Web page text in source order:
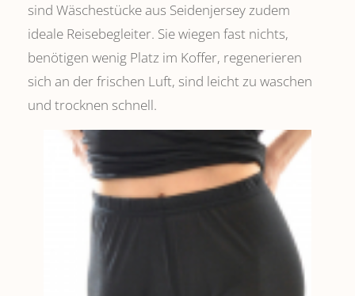
sind Wäschestücke aus Seidenjersey zudem
ideale Reisebegleiter. Sie wiegen fast nichts,
benötigen wenig Platz im Koffer, regenerieren
sich an der frischen Luft, sind leicht zu waschen
und trocknen schnell.